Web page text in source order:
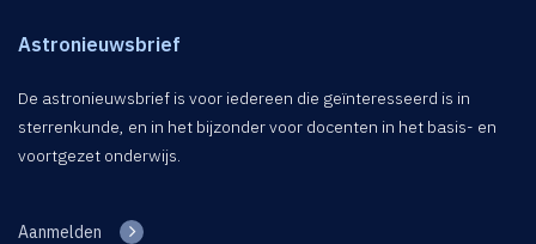
Astronieuwsbrief
De astronieuwsbrief is voor iedereen die geïnteresseerd is in
sterrenkunde, en in het bijzonder voor docenten in het basis- en
voortgezet onderwijs.
Aanmelden